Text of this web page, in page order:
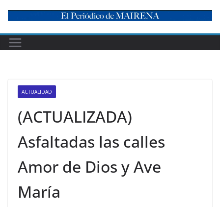
content
ACTUALIDAD
(ACTUALIZADA)
Asfaltadas las calles
Amor de Dios y Ave
María